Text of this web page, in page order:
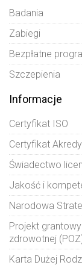
Badania
Zabiegi
Bezpłatne
Szczepienia
Informacje
Certyfikat ISO
Certyfikat
Świadectwo
Jakość i
Narodowa
Projekt
zdrowotnej
Karta Dużej